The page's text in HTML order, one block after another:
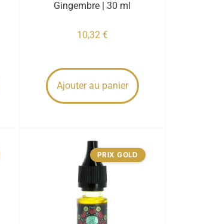
Gingembre | 30 ml
10,32 €
Ajouter au panier
PRIX GOLD